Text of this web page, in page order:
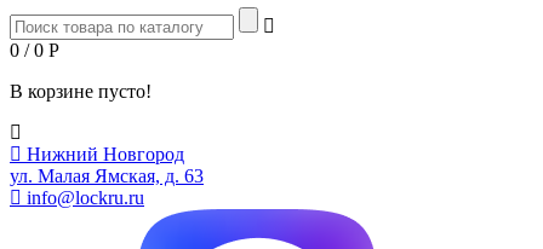
0 / 0 Р
В корзине пусто!
Нижний Новгород
ул. Малая Ямская, д. 63
info@lockru.ru